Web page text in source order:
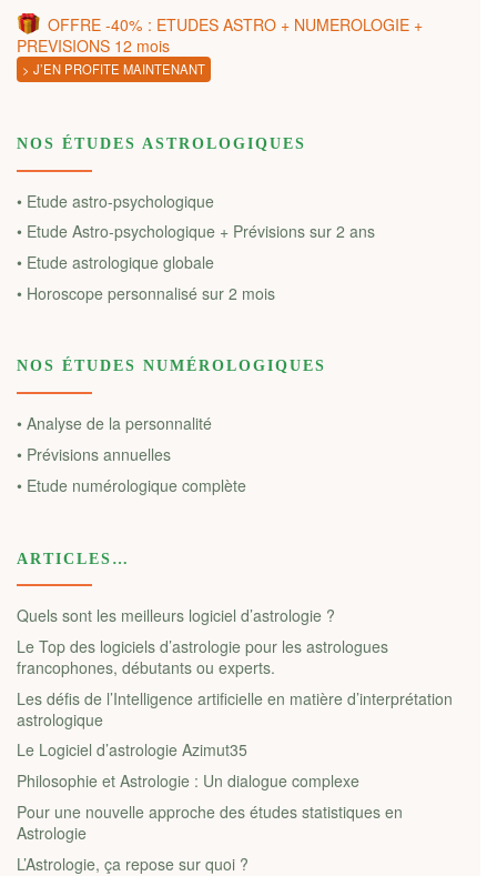
OFFRE -40% : ETUDES ASTRO + NUMEROLOGIE +
PREVISIONS 12 mois
> J’EN PROFITE MAINTENANT
NOS ÉTUDES ASTROLOGIQUES
• Etude astro-psychologique
• Etude Astro-psychologique + Prévisions sur 2 ans
• Etude astrologique globale
• Horoscope personnalisé sur 2 mois
NOS ÉTUDES NUMÉROLOGIQUES
• Analyse de la personnalité
• Prévisions annuelles
• Etude numérologique complète
ARTICLES…
Quels sont les meilleurs logiciel d’astrologie ?
Le Top des logiciels d’astrologie pour les astrologues
francophones, débutants ou experts.
Les défis de l’Intelligence artificielle en matière d’interprétation
astrologique
Le Logiciel d’astrologie Azimut35
Philosophie et Astrologie : Un dialogue complexe
Pour une nouvelle approche des études statistiques en
Astrologie
L’Astrologie, ça repose sur quoi ?